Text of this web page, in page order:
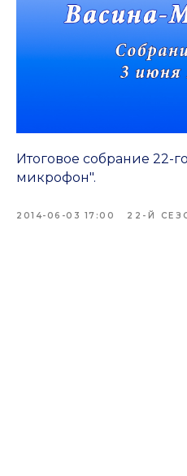
Итоговое собрание 22-
микрофон".
2014-06-03 17:00 22-Й